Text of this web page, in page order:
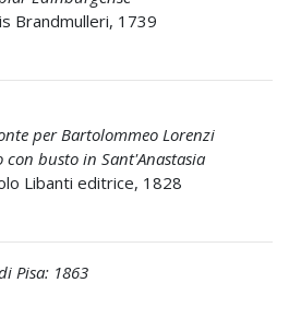
Brandmulleri, 1739
per Bartolommeo Lorenzi
busto in Sant'Anastasia
Libanti editrice, 1828
Pisa: 1863